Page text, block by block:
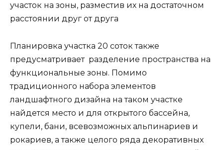
участок на зоны, разместив их на достаточном
расстоянии друг от друга
Планировка участка 20 соток также
предусматривает разделение пространства на
функциональные зоны. Помимо
традиционного набора элементов
ландшафтного дизайна на таком участке
найдется место и для открытого бассейна,
купели, бани, всевозможных альпинариев и
рокариев, а также целого ряда декоративных